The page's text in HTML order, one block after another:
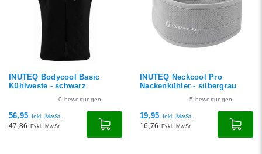
INUTEQ Bodycool Basic
Kühlweste - schwarz
0 bewertungen
56,95 Inkl. MwSt.
47,86 Exkl. MwSt.
INUTEQ Neckcool Pro
Nackenkühler - silbergrau
5 bewertungen
19,95 Inkl. MwSt.
16,76 Exkl. MwSt.